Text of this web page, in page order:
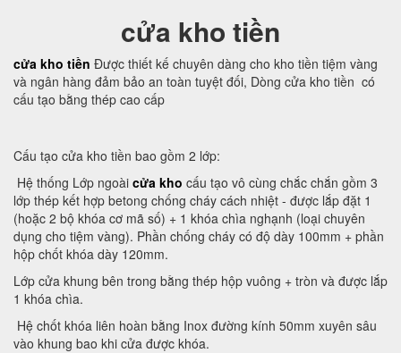
cửa kho tiền
cửa kho tiền Được thiết kế chuyên dàng cho kho tiền tiệm vàng
và ngân hàng đảm bảo an toàn tuyệt đối, Dòng cửa kho tiền có
cấu tạo bằng thép cao cấp
Cấu tạo cửa kho tiền bao gồm 2 lớp:
Hệ thống Lớp ngoài cửa kho cấu tạo vô cùng chắc chắn gồm 3
lớp thép kết hợp betong chống cháy cách nhiệt - được lắp đặt 1
(hoặc 2 bộ khóa cơ mã số) + 1 khóa chìa nghạnh (loại chuyên
dụng cho tiệm vàng). Phần chống cháy có độ dày 100mm + phần
hộp chốt khóa dày 120mm.
Lớp cửa khung bên trong bằng thép hộp vuông + tròn và được lắp
1 khóa chìa.
Hệ chốt khóa liên hoàn bằng Inox đường kính 50mm xuyên sâu
vào khung bao khi cửa được khóa.